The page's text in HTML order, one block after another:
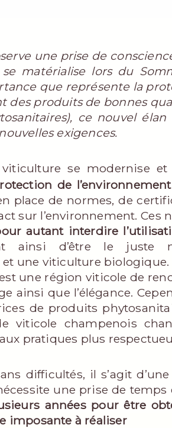
une prise de
matérialise lors du
que représente la
des produits de bonnes
ce nouvel
exigences.
se modernise et
de l’environnement
place de normes, de
sur l’environnement. Ces
autant interdire
ainsi d’être le juste
une viticulture biologique.
une région viticole de
ainsi que l’élégance.
de produits
viticole champenois
pratiques plus
difficultés, il s’agit
une prise de temps
années pour être
imposante à réaliser